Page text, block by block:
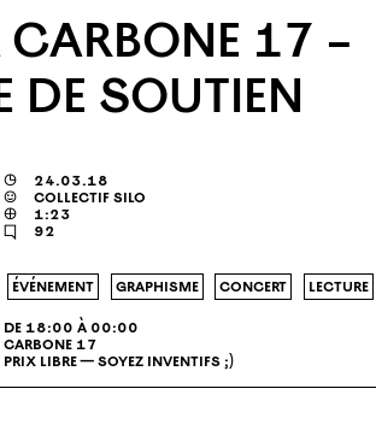
CARBONE 17 –
DE SOUTIEN
◶ 24.03.18
☺ collectif silo
 1:23
🗨 92
événement graphisme concert
lecture
de 18:00 à 00:00
carbone 17
prix libre— soyez inventifs ;)